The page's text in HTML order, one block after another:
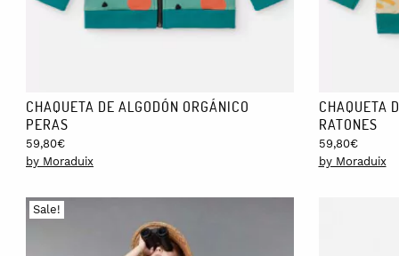
CHAQUETA DE ALGODÓN ORGÁNICO
PERAS
59,80€
by Moraduix
CHAQUETA
RATONES
59,80€
by Moraduix
Sale!